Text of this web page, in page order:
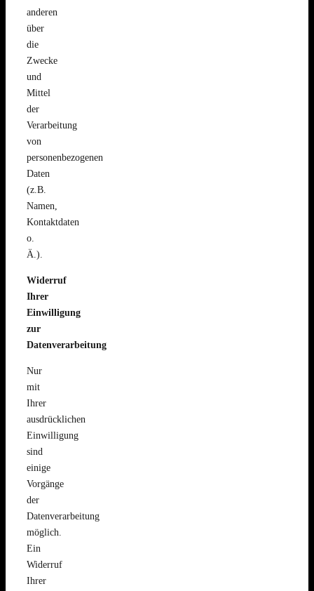
anderen
über
die
Zwecke
und
Mittel
der
Verarbeitung
von
personenbezogenen
Daten
(z.B.
Namen,
Kontaktdaten
o.
Ä.).
Widerruf
Ihrer
Einwilligung
zur
Datenverarbeitung
Nur
mit
Ihrer
ausdrücklichen
Einwilligung
sind
einige
Vorgänge
der
Datenverarbeitung
möglich.
Ein
Widerruf
Ihrer